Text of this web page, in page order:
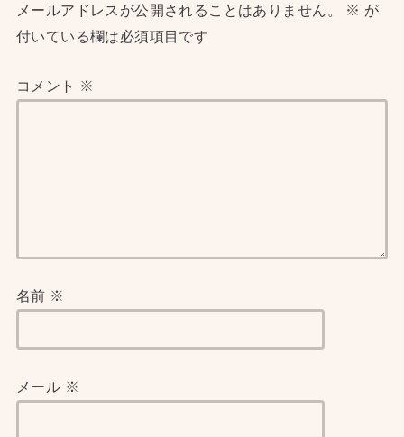
メールアドレスが公開されることはありません。 ※ が
付いている欄は必須項目です
コメント ※
名前 ※
メール ※